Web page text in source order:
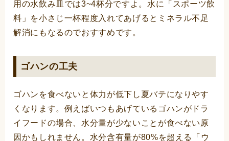
用の水飲み皿では3~4杯分ですよ。水に「スポーツ飲
料」を小さじ一杯程度入れてあげるとミネラル不足
解消にもなるのでおすすめです。
ゴハンの工夫
ゴハンを食べないと体力が低下し夏バテになりやす
くなります。例えばいつもあげているゴハンがドラ
イフードの場合、水分量が少ないことが食べない原
因かもしれません。水分含有量が80%を超える「ウ